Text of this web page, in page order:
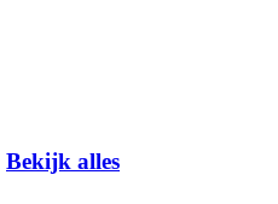
Bekijk alles